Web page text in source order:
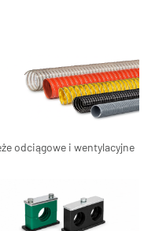
odciągowe i wentylacyjne